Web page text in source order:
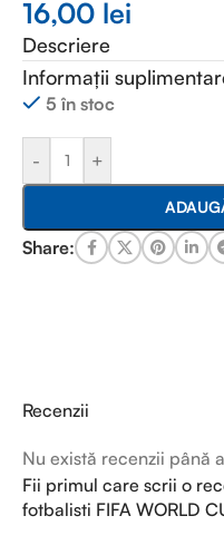
16,00 lei
Descriere
Informații
5 în stoc
- +
Share:
Recenzii
Nu există recenzii până
Fii primul care scrii o
fotbalisti FIFA WORLD